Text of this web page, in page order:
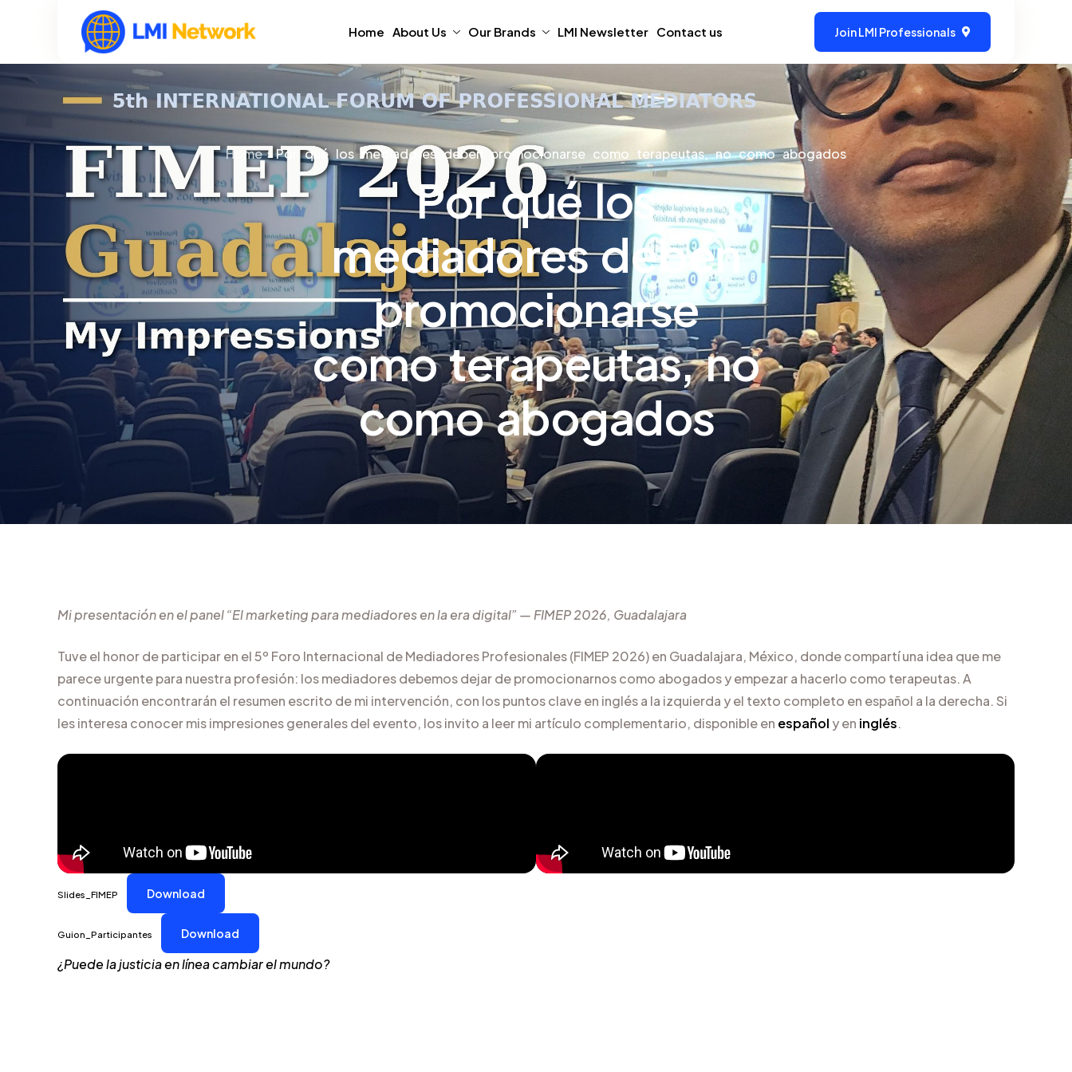
Home About Us Our Brands LMI Newsletter Contact us Join LMI Professionals
Por qué los
mediadores deben
promocionarse
como terapeutas, no
como abogados
Home Por qué los mediadores deben promocionarse como terapeutas, no como abogados
Mi presentación en el panel “El marketing para mediadores en la era digital” — FIMEP 2026, Guadalajara
Tuve el honor de participar en el 5º Foro Internacional de Mediadores Profesionales (FIMEP 2026) en Guadalajara, México, donde compartí una idea que me
parece urgente para nuestra profesión: los mediadores debemos dejar de promocionarnos como abogados y empezar a hacerlo como terapeutas. A
continuación encontrarán el resumen escrito de mi intervención, con los puntos clave en inglés a la izquierda y el texto completo en español a la derecha. Si
les interesa conocer mis impresiones generales del evento, los invito a leer mi artículo complementario, disponible en español y en inglés.
Slides_FIMEP Download
Guion_Participantes Download
¿Puede la justicia en línea cambiar el mundo?